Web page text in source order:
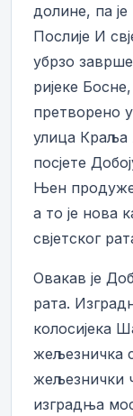
долине, па
Послије И
убрзо
ријеке
претворено
улица Краља
посјете
Њен
а то је нова
свјетског
Овакав је
рата.
колосијека
жељезничка
жељезнички
изградња